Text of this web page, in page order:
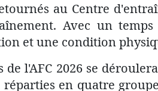
au Centre
Avec un
et une condition
de l'AFC 2026 se
en quatre